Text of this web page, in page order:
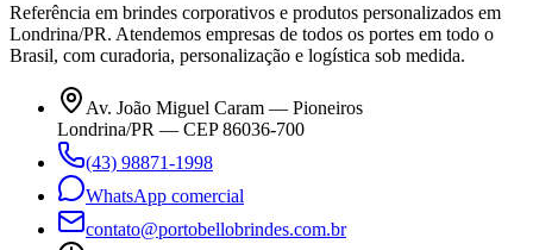
Referência em brindes corporativos e produtos personalizados em
Londrina/PR. Atendemos empresas de todos os portes em todo o
Brasil, com curadoria, personalização e logística sob medida.
Av. João Miguel Caram — Pioneiros
Londrina/PR — CEP 86036-700
(43) 98871-1998
WhatsApp comercial
contato@portobellobrindes.com.br